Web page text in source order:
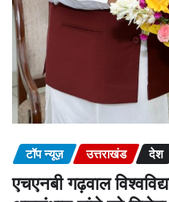
टॉप न्यूज़ उत्तराखंड देश
एचएनबी गढ़वाल